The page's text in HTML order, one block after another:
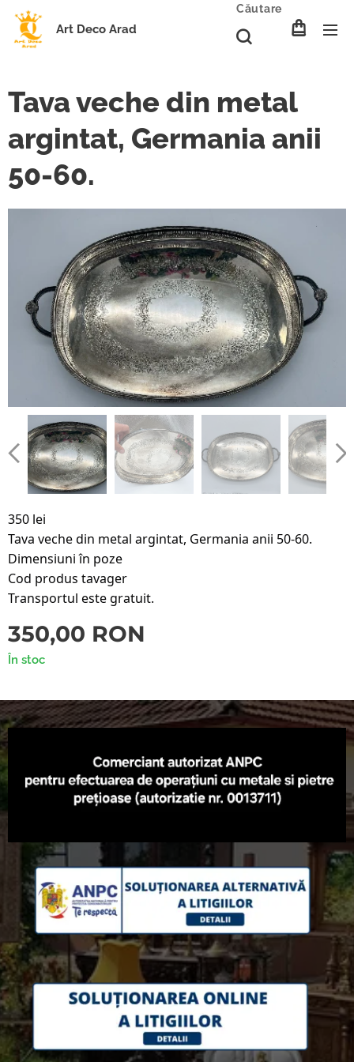
Art Deco Arad
Căutare
Tava veche din metal
argintat, Germania anii
50-60.
350 lei
Tava veche din metal argintat, Germania anii 50-60.
Dimensiuni în poze
Cod produs tavager
Transportul este gratuit.
350,00 RON
În stoc